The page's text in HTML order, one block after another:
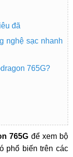
đã
nghệ sạc nhanh
765G?
765G để xem bộ
phổ biến trên các